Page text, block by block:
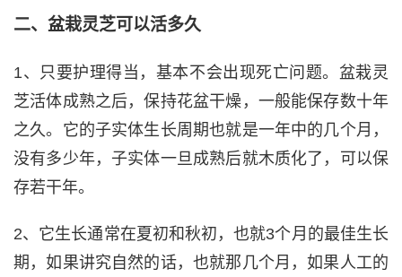
二、盆栽灵芝可以活多久
1、只要护理得当，基本不会出现死亡问题。盆栽灵
芝活体成熟之后，保持花盆干燥，一般能保存数十年
之久。它的子实体生长周期也就是一年中的几个月，
没有多少年，子实体一旦成熟后就木质化了，可以保
存若干年。
2、它生长通常在夏初和秋初，也就3个月的最佳生长
期，如果讲究自然的话，也就那几个月，如果人工的